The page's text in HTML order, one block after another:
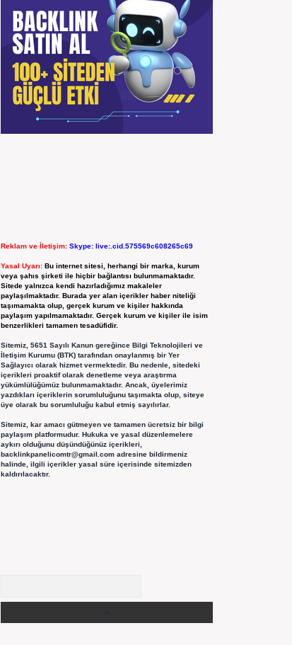
Reklam ve İletişim: Skype: live:.cid.575569c608265c69
Yasal Uyarı: Bu internet sitesi, herhangi bir marka, kurum
veya şahıs şirketi ile hiçbir bağlantısı bulunmamaktadır.
Sitede yalnızca kendi hazırladığımız makaleler
paylaşılmaktadır. Burada yer alan içerikler haber niteliği
taşımamakta olup, gerçek kurum ve kişiler hakkında
paylaşım yapılmamaktadır. Gerçek kurum ve kişiler ile isim
benzerlikleri tamamen tesadüfidir.
Sitemiz, 5651 Sayılı Kanun gereğince Bilgi Teknolojileri ve
İletişim Kurumu (BTK) tarafından onaylanmış bir Yer
Sağlayıcı olarak hizmet vermektedir. Bu nedenle, sitedeki
içerikleri proaktif olarak denetleme veya araştırma
yükümlülüğümüz bulunmamaktadır. Ancak, üyelerimiz
yazdıkları içeriklerin sorumluluğunu taşımakta olup, siteye
üye olarak bu sorumluluğu kabul etmiş sayılırlar.
Sitemiz, kar amacı gütmeyen ve tamamen ücretsiz bir bilgi
paylaşım platformudur. Hukuka ve yasal düzenlemelere
aykırı olduğunu düşündüğünüz içerikleri,
backlinkpanelicomtr@gmail.comadresine bildirmeniz
halinde, ilgili içerikler yasal süre içerisinde sitemizden
kaldırılacaktır.